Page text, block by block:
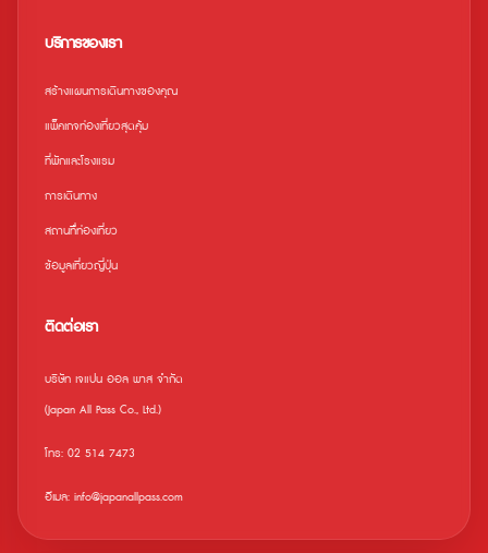
บริการของเรา
สร้างแผนการเดินทางของคุณ
แพ็คเกจท่องเที่ยวสุดคุ้ม
ที่พักและโรงแรม
การเดินทาง
สถานที่ืท่องเที่ยว
ข้อมูลเที่ยวญี่ปุ่น
ติดต่อเรา
บริษัท เจแปน ออล พาส จำกัด
(Japan All Pass Co., Ltd.)
โทร: 02 514 7473
อีเมล: info@japanallpass.com